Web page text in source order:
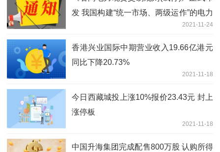
发 我国构建“统一市场、两级运作”的电力
2021-11-24
香港兴业国际中期营业收入19.66亿港元
同比下降20.73%
2021-11-18
今日西藏城投上涨10%报价23.43元 封上
涨停板
2021-11-18
中国升海集团完成配售800万股 认购所得